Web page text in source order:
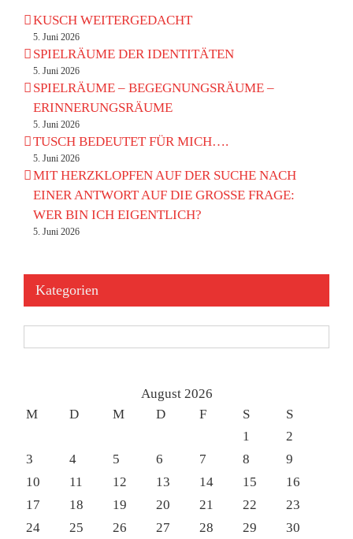
KUSCH WEITERGEDACHT
5. Juni 2026
SPIELRÄUME DER IDENTITÄTEN
5. Juni 2026
SPIELRÄUME – BEGEGNUNGSRÄUME –
ERINNERUNGSRÄUME
5. Juni 2026
TUSCH BEDEUTET FÜR MICH….
5. Juni 2026
MIT HERZKLOPFEN AUF DER SUCHE NACH
EINER ANTWORT AUF DIE GROSSE FRAGE:
WER BIN ICH EIGENTLICH?
5. Juni 2026
Kategorien
August 2026
M
D M D F S
S
1
2
3
4 5 6 7 8
9
10
11 12 13 14 15
16
17
18 19 20 21 22
23
24
25 26 27 28 29
30